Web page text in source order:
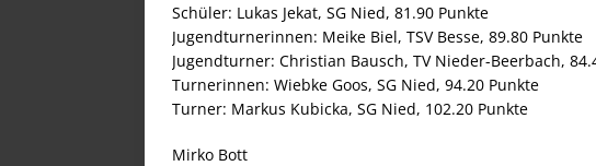
Schüler: Lukas Jekat, SG Nied, 81.90 Punkte
Jugendturnerinnen: Meike Biel, TSV Besse, 89.80 Punkte
Jugendturner: Christian Bausch, TV Nieder-Beerbach,
Turnerinnen: Wiebke Goos, SG Nied, 94.20 Punkte
Turner: Markus Kubicka, SG Nied, 102.20 Punkte
Mirko Bott